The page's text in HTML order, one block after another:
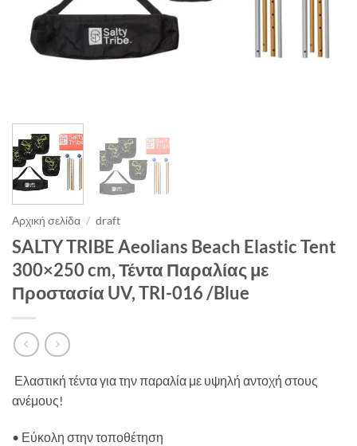
Αρχική σελίδα / draft
SALTY TRIBE Aeolians Beach Elastic Tent
300×250 cm, Τέντα Παραλίας με
Προστασία UV, TRI-016 /Blue
Ελαστική τέντα για την παραλία με υψηλή αντοχή στους
ανέμους!
• Εύκολη στην τοποθέτηση